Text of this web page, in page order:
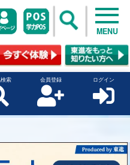
MENU
索 会員登録 ログイン